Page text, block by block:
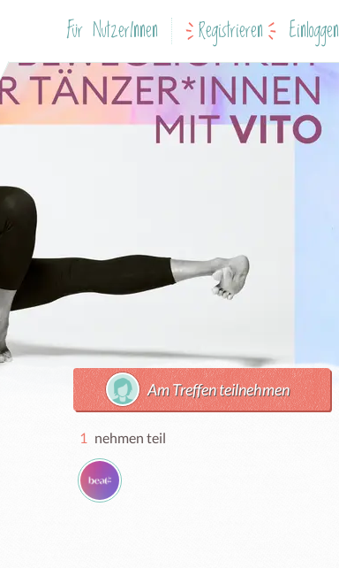
Für NutzerInnen Registrieren Einloggen
Am Treffen teilnehmen
1 nehmen teil